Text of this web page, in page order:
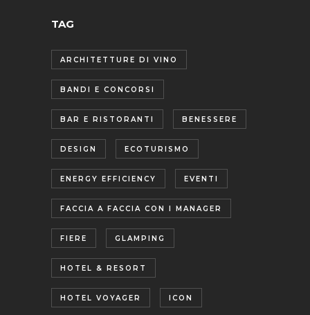
TAG
ARCHITETTURE DI VINO
BANDI E CONCORSI
BAR E RISTORANTI BENESSERE
DESIGN ECOTURISMO
ENERGY EFFICIENCY EVENTI
FACCIA A FACCIA CON I MANAGER
FIERE GLAMPING
HOTEL & RESORT
HOTEL VOYAGER ICON